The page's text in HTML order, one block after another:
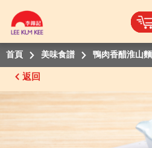
首頁 美味食譜 鴨肉香醋淮山麵
返回